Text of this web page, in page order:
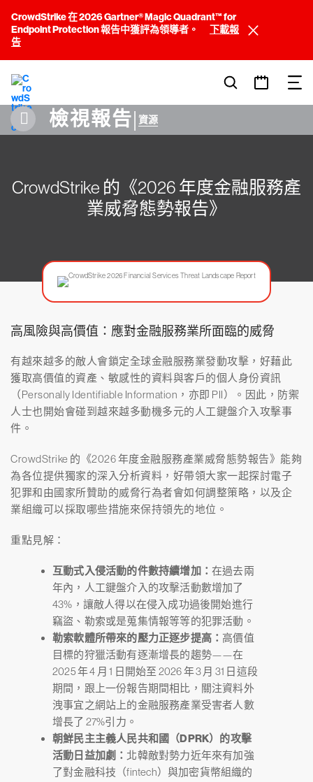
CrowdStrike 在 2026 Gartner® Magic Quadrant™ for
Endpoint Protection 報告中獲評為領導者。
下載報
告
檢視報告| 資源
CrowdStrike 的《2026 年度金融服務產
業威脅態勢報告》
高風險與高價值：應對金融服務業所面臨的威脅
有越來越多的敵人會鎖定全球金融服務業發動攻擊，好藉此
獲取高價值的資產、敏感性的資料與客戶的個人身份資訊
（Personally Identifiable Information，亦即 PII）。因此，防禦
人士也開始會碰到越來越多動機多元的人工鍵盤介入攻擊事
件。
CrowdStrike 的《2026 年度金融服務產業威脅態勢報告》能夠
為各位提供獨家的深入分析資料，好帶領大家一起探討電子
犯罪和由國家所贊助的威脅行為者會如何調整策略，以及企
業組織可以採取哪些措施來保持領先的地位。
重點見解：
互動式入侵活動的件數持續增加： 在過去兩
年內，人工鍵盤介入的攻擊活動數增加了
43%，讓敵人得以在侵入成功過後開始進行
竊盜、勒索或是蒐集情報等等的犯罪活動。
勒索軟體所帶來的壓力正逐步提高： 高價值
目標的狩獵活動有逐漸增長的趨勢——在
2025 年 4 月 1 日開始至 2026 年 3 月 31 日這段
期間，跟上一份報告期間相比，關注資料外
洩事宜之網站上的金融服務產業受害者人數
增長了 27%引力。
朝鮮民主主義人民共和國（DPRK）的攻擊
活動日益加劇： 北韓敵對勢力近年來有加強
了對金融科技（fintech）與加密貨幣組織的